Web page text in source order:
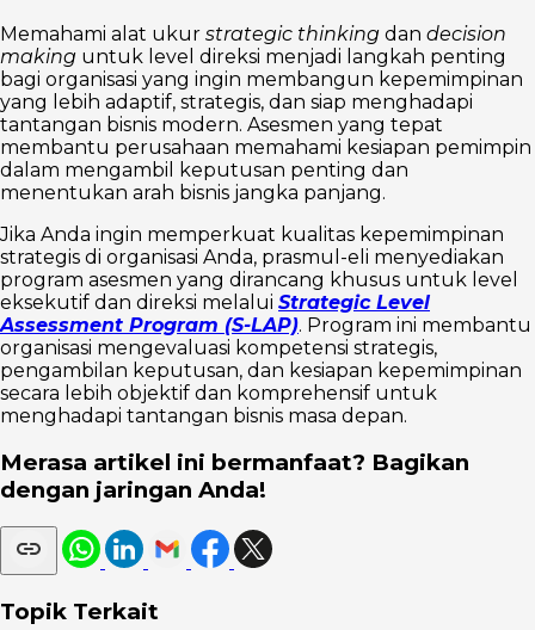
Memahami alat ukur strategic thinking dan decision
making untuk level direksi menjadi langkah penting
bagi organisasi yang ingin membangun kepemimpinan
yang lebih adaptif, strategis, dan siap menghadapi
tantangan bisnis modern. Asesmen yang tepat
membantu perusahaan memahami kesiapan pemimpin
dalam mengambil keputusan penting dan
menentukan arah bisnis jangka panjang.
Jika Anda ingin memperkuat kualitas kepemimpinan
strategis di organisasi Anda, prasmul-eli menyediakan
program asesmen yang dirancang khusus untuk level
eksekutif dan direksi melalui Strategic Level
Assessment Program (S-LAP). Program ini membantu
organisasi mengevaluasi kompetensi strategis,
pengambilan keputusan, dan kesiapan kepemimpinan
secara lebih objektif dan komprehensif untuk
menghadapi tantangan bisnis masa depan.
Merasa artikel ini bermanfaat? Bagikan
dengan jaringan Anda!
Topik Terkait